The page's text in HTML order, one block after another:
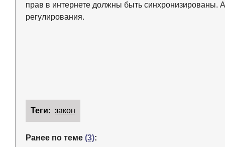
прав в интернете должны быть синхронизированы.
регулирования.
Теги: закон
Ранее по теме (3):